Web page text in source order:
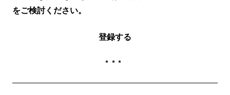
をご検討ください。
登録する
***